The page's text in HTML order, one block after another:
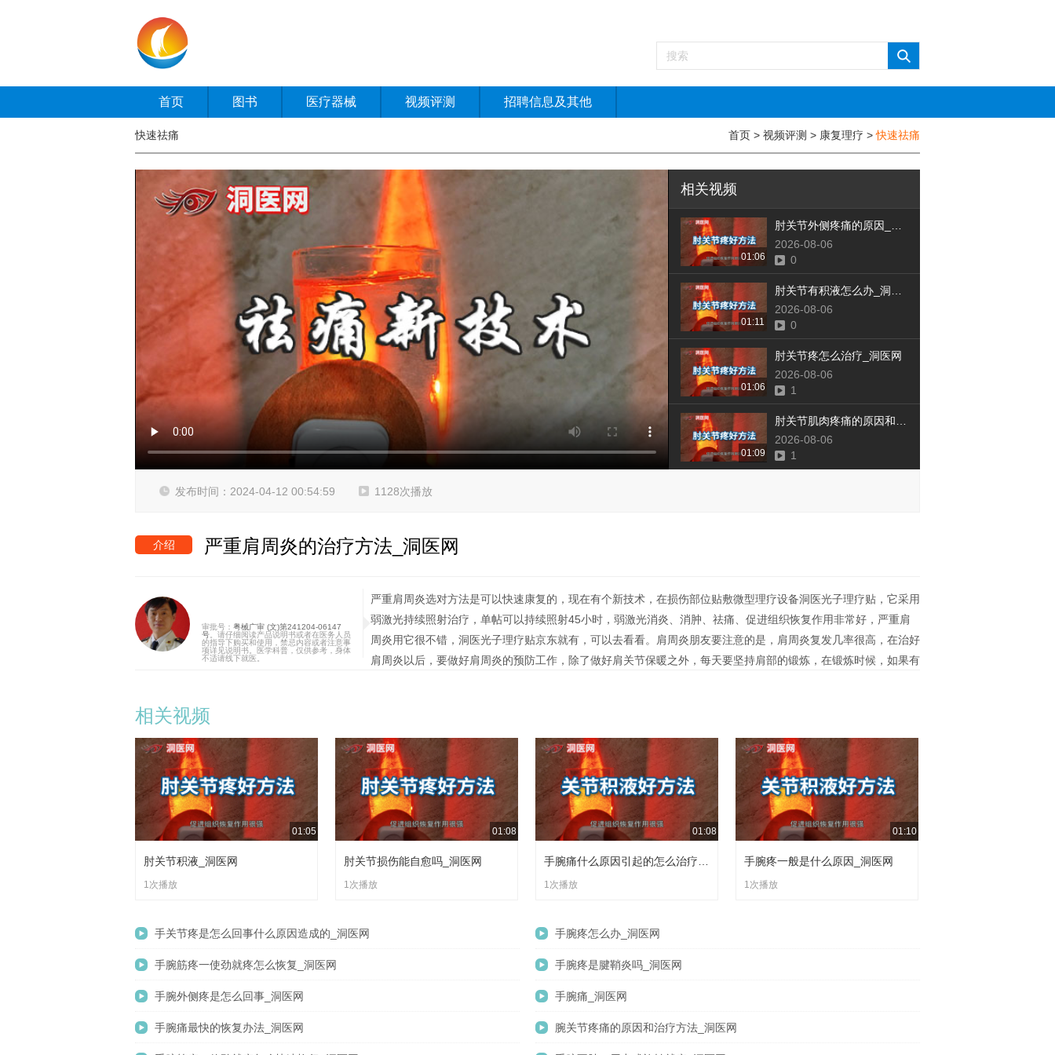
首页 图书 医疗器械 视频评测 招聘信息及其他
快速祛痛 首页 > 视频评测 > 康复理疗 >快速祛痛
相关视频
01:06
2026-08-06
0
01:11
2026-08-06
0
01:06
肘关节疼怎么治疗_洞医网
2026-08-06
1
01:09
2026-08-06
1
发布时间：2024-04-12 00:54:59 1128次播放
介绍 严重肩周炎的治疗方法_洞医网
审批号： 粤械广审 (文)第241204-06147
号 。请仔细阅读产品说明书或者在医务人员
的指导下购买和使用，禁忌内容或者注意事
项详见说明书。医学科普，仅供参考，身体
不适请线下就医。
严重肩周炎选对方法是可以快速康复的，现在有个新技术，在损伤部位贴敷微型理疗设备洞医光子理疗贴，它采用
弱激光持续照射治疗，单帖可以持续照射45小时，弱激光消炎、消肿、祛痛、促进组织恢复作用非常好，严重肩
周炎用它很不错，洞医光子理疗贴京东就有，可以去看看。肩周炎朋友要注意的是，肩周炎复发几率很高，在治好
肩周炎以后，要做好肩周炎的预防工作，除了做好肩关节保暖之外，每天要坚持肩部的锻炼，在锻炼时候，如果有
相关视频
01:05
肘关节积液_洞医网
1次播放
01:08
肘关节损伤能自愈吗_洞医网
1次播放
01:08
1次播放
01:10
手腕疼一般是什么原因_洞医网
1次播放
手关节疼是怎么回事什么原因造成的_洞医网
手腕筋疼一使劲就疼怎么恢复_洞医网
手腕外侧疼是怎么回事_洞医网
手腕痛最快的恢复办法_洞医网
手腕疼怎么办_洞医网
手腕疼是腱鞘炎吗_洞医网
手腕痛_洞医网
腕关节疼痛的原因和治疗方法_洞医网